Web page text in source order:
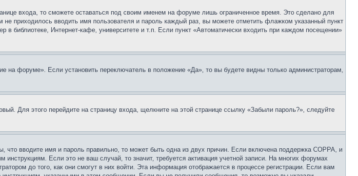
входа, то сможете оставаться под своим именем на форуме лишь ограниченное время. Это сделано для
не приходилось вводить имя пользователя и пароль каждый раз, вы можете отметить флажком указанный пункт
библиотеке, Интернет-кафе, университете и т.п. Если пункт «Автоматически входить при каждом посещении»
на форуме». Если установить переключатель в положение «Да», то вы будете видны только администраторам,
Для этого перейдите на страницу входа, щелкните на этой странице ссылку «Забыли пароль?», следуйте
вводите имя и пароль правильно, то может быть одна из двух причин. Если включена поддержка COPPA, и
Если это не ваш случай, то значит, требуется активация учетной записи. На многих форумах
до того, как они смогут в них войти. Эта информация отображается в процессе регистрации. Если вам